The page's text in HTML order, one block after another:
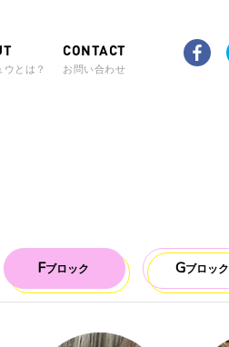
とは？
CONTACT
お問い合わせ
Fブロック Gブロック